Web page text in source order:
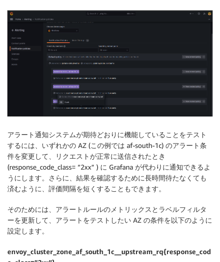
アラート通知システムが期待どおりに機能していることをテスト
するには、いずれかの AZ (この例では af-south-1c) のアラート条
件を変更して、リクエストが正常に送信されたとき
(response_code_class= ”2xx” ) に Grafana が代わりに通知できるよ
うにします。さらに、結果を確認するために長時間待たなくても
済むように、評価間隔を短くすることもできます。
そのためには、アラートルールのメトリックスとラベルフィルタ
ーを更新して、アラートをテストしたい AZ の条件を以下のように
設定します。
envoy_cluster_zone_af_south_1c__upstream_rq{response_cod